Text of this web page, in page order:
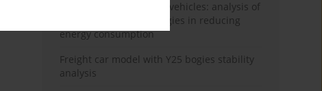
Energy efficiency in rail vehicles: analysis of
contemporary technologies in reducing
energy consumption
Freight car model with Y25 bogies stability
analysis